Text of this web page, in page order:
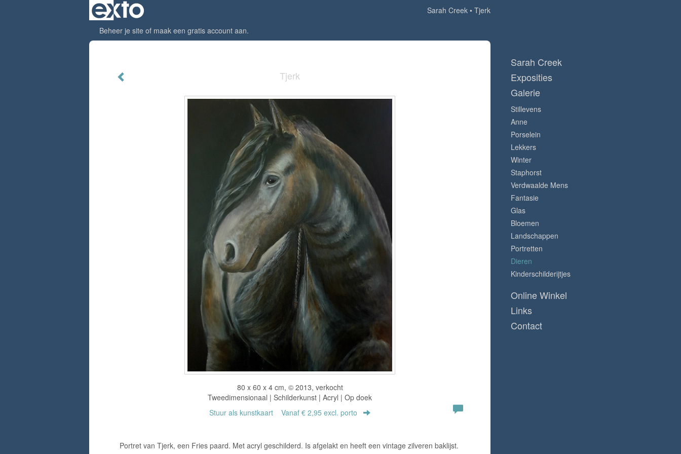
Sarah Creek
Tjerk
Beheer je site of maak een gratis account aan.
Tjerk
80 x 60 x 4 cm, © 2013, verkocht
Tweedimensionaal | Schilderkunst | Acryl | Op doek
Stuur als kunstkaart Vanaf € 2,95 excl. porto
Portret van Tjerk, een Fries paard. Met acryl geschilderd. Is afgelakt en heeft een vintage zilveren baklijst.
Sarah Creek
Exposities
Galerie
Stillevens
Anne
Porselein
Lekkers
Winter
Staphorst
Verdwaalde Mens
Fantasie
Glas
Bloemen
Landschappen
Portretten
Dieren
Kinderschilderijtjes
Online Winkel
Links
Contact